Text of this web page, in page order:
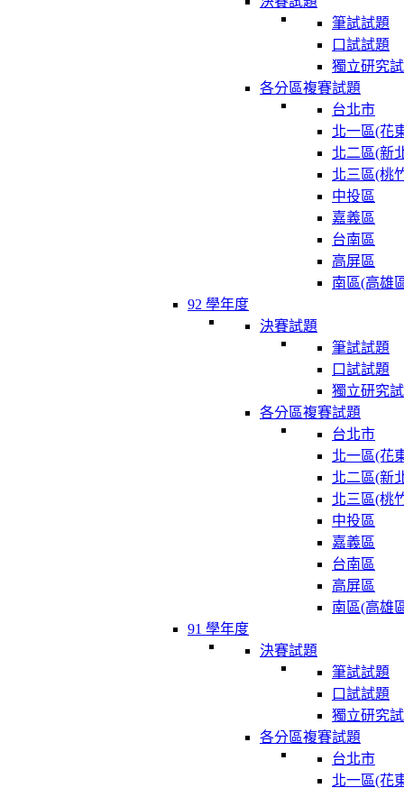
筆試試題
口試試題
獨立研究
各分區複賽試題
台北市
北一區(花
北二區(新
北三區(桃
中投區
嘉義區
台南區
高屏區
南區(高雄
92 學年度
決賽試題
筆試試題
口試試題
獨立研究
各分區複賽試題
台北市
北一區(花
北二區(新
北三區(桃
中投區
嘉義區
台南區
高屏區
南區(高雄
91 學年度
決賽試題
筆試試題
口試試題
獨立研究
各分區複賽試題
台北市
北一區(花